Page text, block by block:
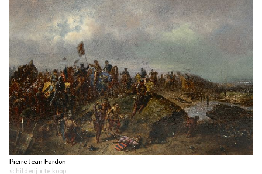
Pierre Jean Fardon
schilderij • te koop